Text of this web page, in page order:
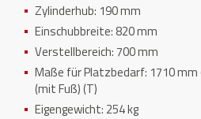
Zylinderhub: 190 mm
Einschubbreite: 820 mm
Verstellbereich: 700 mm
Maße für Platzbedarf: 1710 mm
(mit Fuß) (T)
Eigengewicht: 254 kg